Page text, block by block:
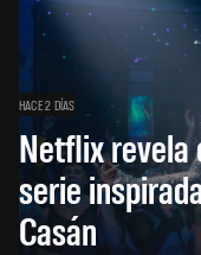
HACE 2 DÍAS
Netflix revela
serie
Casán